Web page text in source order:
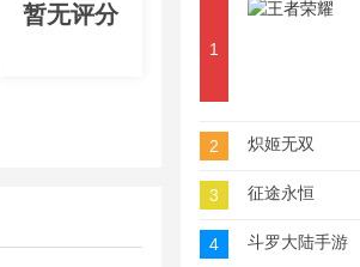
暂无评分
1
2 炽姬无双
3 征途永恒
4 斗罗大陆手游